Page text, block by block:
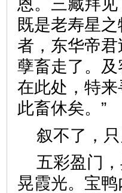
恩。三藏拜
既是老寿星
者，东华帝
孽畜走了。
在此处，特
此畜休矣
叙不了，
五彩盈门
晃霞光。宝